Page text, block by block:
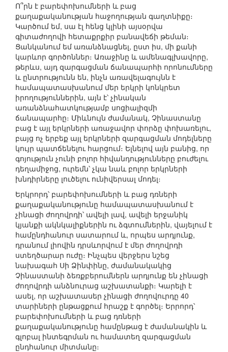
Ո՞րն է բարեփոխումների և բաց
քաղաքականության հաջողության գաղտնիքը։
Կարծում եմ, սա էլ հենց կլինի այսօրվա
գիտաժողովի հետաքրքիր բանավեճի թեման։
Ցանկանում եմ առանձնացնել, ըստ իս, մի քանի
կարևոր գործոններ։ Առաջինը և ամենագլխավորը,
թերևս, այդ զարգացման ճանապարհի որոնումները
և ընտրությունն են, ինչն առավելագույնն է
համապատասխանում մեր երկրի կոնկրետ
իրողություններին, այն է՝ չինական
առանձնահատկությամբ սոցիալիզմի
ճանապարհը։ Միևնույն ժամանակ, Չինաստանը
բաց է այլ երկրների առաջավոր փորձը փոխառելու,
բայց ոչ երբեք այլ երկրների զարգացման մոդելները
կույր պատճենելու հարցում։ Ելնելով այն բանից, որ
գոյություն չունի բոլոր հիվանդությունները բուժելու
դեղամիջոց, ուրեմն՝ չկա նաև բոլոր երկրների
խնդիրները լուծելու ունիվերսալ մոդել։
Երկրորդ՝ բարեփոխումների և բաց դռների
քաղաքականությունը համապատասխանում է
չինացի ժողովրդի՝ ավելի լավ, ավելի երջանիկ
կյանքի ակնկալիքներին ու ձգտումներին, վայելում է
համընդհանուր սատարում և, որպես արդյունք,
դրանում լիովին դրսևորվում է մեր ժողովրդի
ստեղծարար ուժը։ Ինչպես վերջերս նշեց
նախագահ Սի Ձինփինը, ժամանակակից
Չինաստանի ձեռքբերումներն արդյունք են չինացի
ժողովրդի անձնուրաց աշխատանքի։ Կարելի է
ասել, որ աշխատասեր չինացի ժողովուրդը 40
տարիների ընթացքում հրաշք է գործել։ Երրորդ՝
բարեփոխումների և բաց դռների
քաղաքականությունը համընթաց է ժամանակին և
գլոբալ ինտեգրման ու համատեղ զարգացման
ընդհանուր միտմանը։